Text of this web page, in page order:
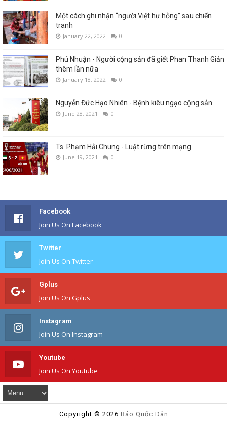
Một cách ghi nhận “người Việt hư hỏng” sau chiến
tranh
January 22, 2022 0
Phú Nhuận - Người cộng sản đã giết Phan Thanh Giản
thêm lần nữa
January 18, 2022 0
Nguyễn Đức Hạo Nhiên - Bệnh kiêu ngạo cộng sản
June 28, 2021 0
Ts. Phạm Hải Chung - Luật rừng trên mạng
June 19, 2021 0
Facebook
Join Us On Facebook
Twitter
Join Us On Twitter
Gplus
Join Us On Gplus
Instagram
Join Us On Instagram
Youtube
Join Us On Youtube
Copyright © 2026 Báo Quốc Dân